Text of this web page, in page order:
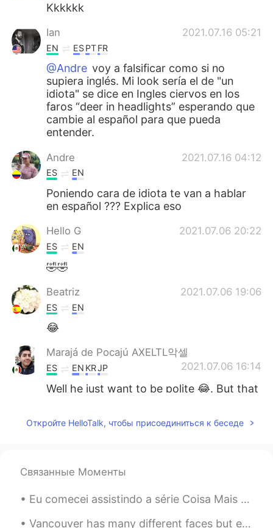
Kkkkkk
Ian 2021.07.16 05:21
EN ESPTFR
@Andre voy a falsificar como si no
supiera inglés. Mi look sería el de "un
idiota" se dice en Ingles ciervos en los
faros “deer in headlights” esperando que
cambie al español para que pueda
entender.
Andre 2021.07.16 04:12
ES EN
Poniendo cara de idiota te van a hablar
en español ??? Explica eso
Hello G 2021.07.06 20:22
ES EN
🤣🤣
Beatriz 2021.07.06 19:06
ES EN
😂
Marajá de Pocajú AXELTL악셀
2021.07.06 16:14
ES EN KRJP
Well he just want to be polite 😂. But that
your language. Just remember he is being
😂
Yurani 2021.07.06 01:50
Откройте HelloTalk, чтобы присоединиться к беседе
Связанные Моменты
Eu comecei assistindo a série Coisa Mais Linda no Netflix para praticar meu português. Amo essa m...
Vancouver has many different faces but even the grey cloudy and gloomy days bring along interesti...